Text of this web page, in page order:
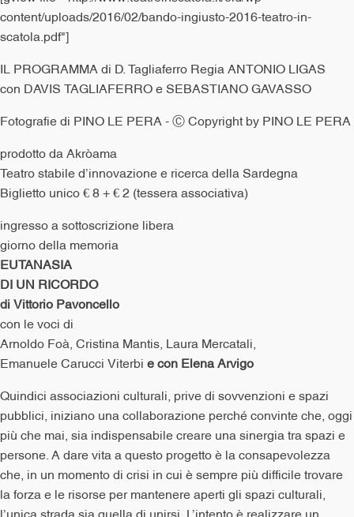
content/uploads/2016/02/bando-ingiusto-2016-teatro-in-
scatola.pdf"]
IL PROGRAMMA di D. Tagliaferro Regia ANTONIO LIGAS
con DAVIS TAGLIAFERRO e SEBASTIANO GAVASSO
Fotografie di PINO LE PERA - Ⓒ Copyright by PINO LE PERA
prodotto da Akròama
Teatro stabile d’innovazione e ricerca della Sardegna
Biglietto unico € 8 + € 2 (tessera associativa)
ingresso a sottoscrizione libera
giorno della memoria
EUTANASIA
DI UN RICORDO
di Vittorio Pavoncello
con le voci di
Arnoldo Foà, Cristina Mantis, Laura Mercatali,
Emanuele Carucci Viterbi e con Elena Arvigo
Quindici associazioni culturali, prive di sovvenzioni e spazi
pubblici, iniziano una collaborazione perché convinte che, oggi
più che mai, sia indispensabile creare una sinergia tra spazi e
persone. A dare vita a questo progetto è la consapevolezza
che, in un momento di crisi in cui è sempre più difficile trovare
la forza e le risorse per mantenere aperti gli spazi culturali,
l’unica strada sia quella di unirsi. L’intento è realizzare un